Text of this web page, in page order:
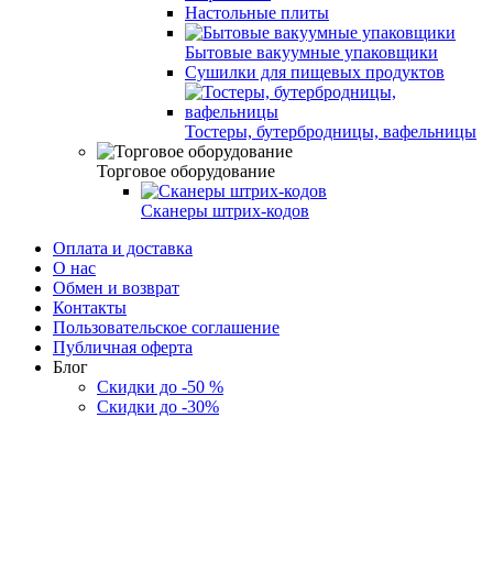
Настольные плиты
Бытовые вакуумные упаковщики
Сушилки для пищевых продуктов
Тостеры, бутербродницы, вафельницы
Торговое оборудование
Сканеры штрих-кодов
Оплата и доставка
О нас
Обмен и возврат
Контакты
Пользовательское соглашение
Публичная оферта
Блог
Скидки до -50 %
Скидки до -30%